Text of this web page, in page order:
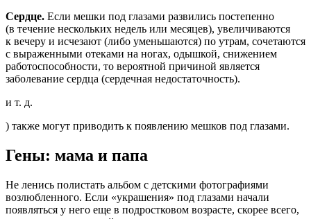
Сердце. Если мешки под глазами развились постепенно
(в течение нескольких недель или месяцев), увеличиваются
к вечеру и исчезают (либо уменьшаются) по утрам, сочетаются
с выраженными отеками на ногах, одышкой, снижением
работоспособности, то вероятной причиной является
заболевание сердца (сердечная недостаточность).
и т. д.
) также могут приводить к появлению мешков под глазами.
Гены: мама и папа
Не ленись полистать альбом с детскими фотографиями
возлюбленного. Если «украшения» под глазами начали
появляться у него еще в подростковом возрасте, скорее всего,